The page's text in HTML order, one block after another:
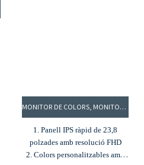
MONITOR DE COLORS, MONITOR DE JOCS ELEGANT I COLORIT, MONITOR DE JOCS DE 200 HZ: CG24DFI DE COLORS
1. Panell IPS ràpid de 23,8
polzades amb resolució FHD
2. Colors personalitzables amb